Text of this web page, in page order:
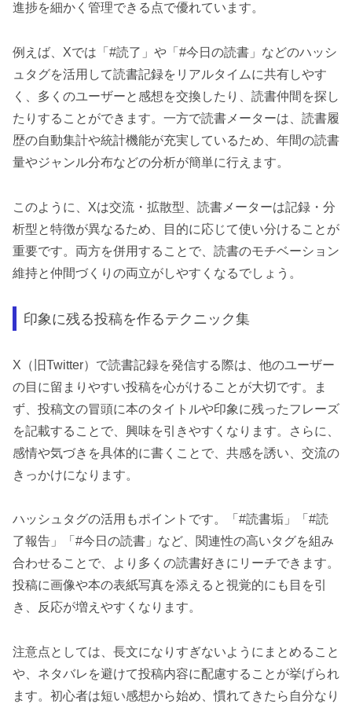
進捗を細かく管理できる点で優れています。
例えば、Xでは「#読了」や「#今日の読書」などのハッシ
ュタグを活用して読書記録をリアルタイムに共有しやす
く、多くのユーザーと感想を交換したり、読書仲間を探し
たりすることができます。一方で読書メーターは、読書履
歴の自動集計や統計機能が充実しているため、年間の読書
量やジャンル分布などの分析が簡単に行えます。
このように、Xは交流・拡散型、読書メーターは記録・分
析型と特徴が異なるため、目的に応じて使い分けることが
重要です。両方を併用することで、読書のモチベーション
維持と仲間づくりの両立がしやすくなるでしょう。
印象に残る投稿を作るテクニック集
X（旧Twitter）で読書記録を発信する際は、他のユーザー
の目に留まりやすい投稿を心がけることが大切です。ま
ず、投稿文の冒頭に本のタイトルや印象に残ったフレーズ
を記載することで、興味を引きやすくなります。さらに、
感情や気づきを具体的に書くことで、共感を誘い、交流の
きっかけになります。
ハッシュタグの活用もポイントです。「#読書垢」「#読
了報告」「#今日の読書」など、関連性の高いタグを組み
合わせることで、より多くの読書好きにリーチできます。
投稿に画像や本の表紙写真を添えると視覚的にも目を引
き、反応が増えやすくなります。
注意点としては、長文になりすぎないようにまとめること
や、ネタバレを避けて投稿内容に配慮することが挙げられ
ます。初心者は短い感想から始め、慣れてきたら自分なり